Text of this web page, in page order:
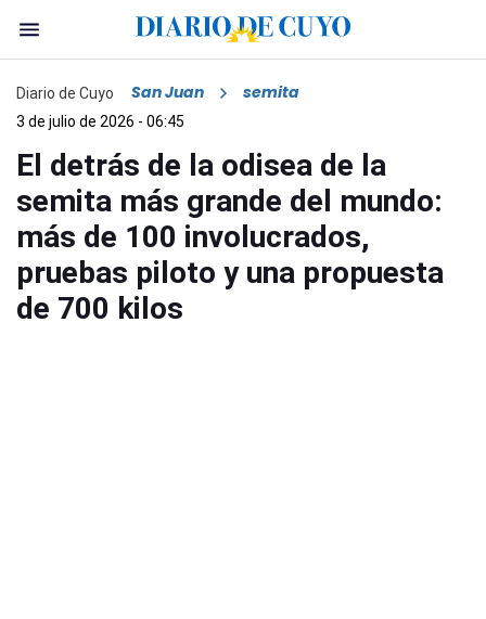
Diario de Cuyo San Juan semita
3 de julio de 2026 - 06:45
El detrás de la odisea de la
semita más grande del mundo:
más de 100 involucrados,
pruebas piloto y una propuesta
de 700 kilos